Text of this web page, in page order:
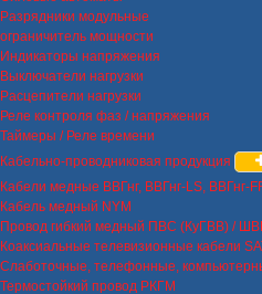
Разрядники модульные
ограничитель мощности
Индикаторы напряжения
Выключатели нагрузки
Расцепители нагрузки
Реле контроля фаз / напряжения
Таймеры / Реле времени
Кабельно-проводниковая продукция
Кабели медные ВВГнг, ВВГнг-LS, ВВГнг-
Кабель медный NYM
Провод гибкий медный ПВС (КуГВВ) /
Коаксиальные телевизионные кабели
Слаботочные, телефонные,
Термостойкий провод РКГМ